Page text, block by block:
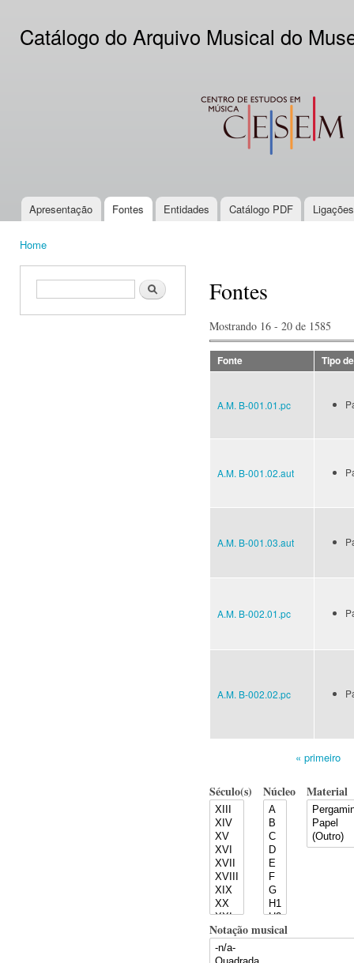
Catálogo do Arquivo Musical do
CESEM
Main menu
Apresentação Fontes Entidades Catálogo PDF
Home
Search form Search Fontes
Mostrando 16 - 20 de 1585
Fonte Tipo
A.M. B-001.01.pc
A.M. B-001.02.aut
A.M. B-001.03.aut
A.M. B-002.01.pc
A.M. B-002.02.pc
« primeiro
Século(s) Núcleo Material
Notação musical